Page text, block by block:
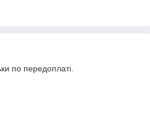
по передоплаті.